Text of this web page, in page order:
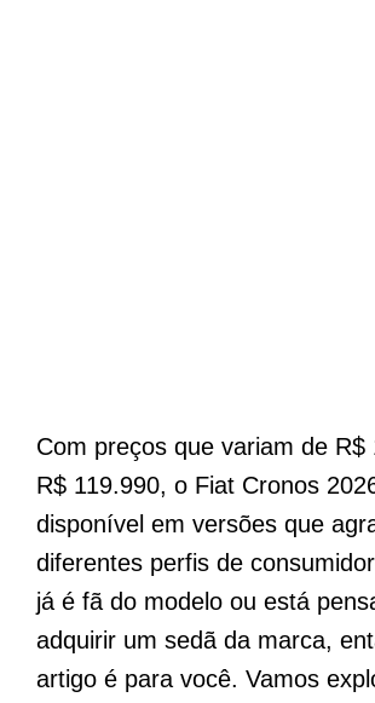
Com preços que variam de R$
R$ 119.990, o Fiat Cronos
disponível em versões que
diferentes perfis de
já é fã do modelo ou está
adquirir um sedã da marca,
artigo é para você. Vamos